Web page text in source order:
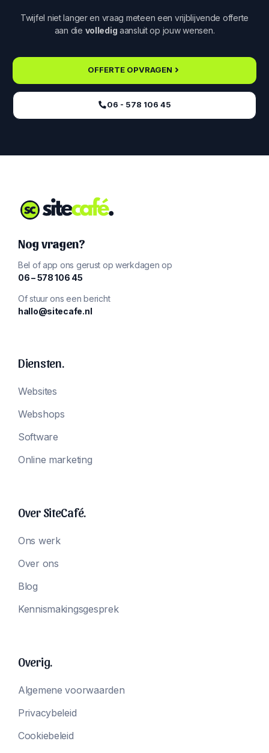
Twijfel niet langer en vraag meteen een vrijblijvende offerte
aan die volledig aansluit op jouw wensen.
OFFERTE OPVRAGEN
06 - 578 106 45‬
Nog vragen?
Bel of app ons gerust op werkdagen op
‪06 – 578 106 45‬
Of stuur ons een bericht
hallo@sitecafe.nl
Diensten.
Websites
Webshops
Software
Online marketing
Over SiteCafé.
Ons werk
Over ons
Blog
Kennismakingsgesprek
Overig.
Algemene voorwaarden
Privacybeleid
Cookiebeleid